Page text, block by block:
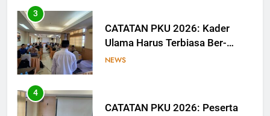
3
CATATAN PKU 2026: Kader
Ulama Harus Terbiasa Ber-
Munāẓarah
NEWS
4
CATATAN PKU 2026: Peserta